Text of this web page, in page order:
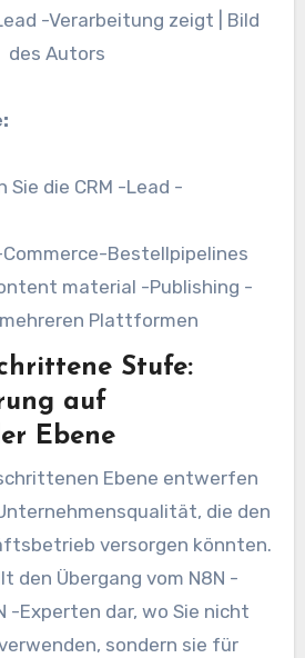
-Verarbeitung zeigt | Bild
des Autors
die CRM -Lead -
Bestellpipelines
material -Publishing -
Plattformen
Stufe:
auf
Ebene
Ebene entwerfen
die den
versorgen könnten.
den Übergang vom N8N -
-Experten dar, wo Sie nicht
sondern sie für